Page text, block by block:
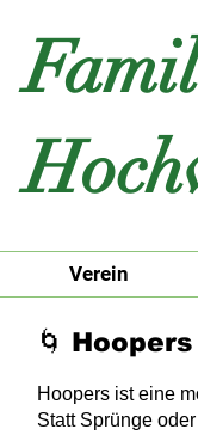
Verein
🌀
Hoopers ist eine
Statt Sprünge